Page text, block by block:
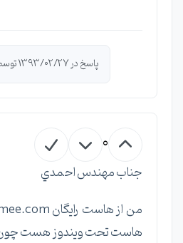
پاسخ در 1393/02/27 توسط
0
جناب مهندس احمدي
هاست تحت ويندوز هست چون